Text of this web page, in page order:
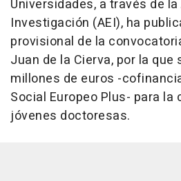
Universidades, a través de
Investigación (AEI), ha
provisional de la
Juan de la Cierva, por la que
millones de euros -
Social Europeo Plus- para
jóvenes doctoresas.